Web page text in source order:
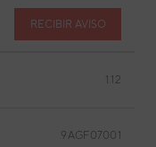
RECIBIR AVISO
1.12
9AGF07001